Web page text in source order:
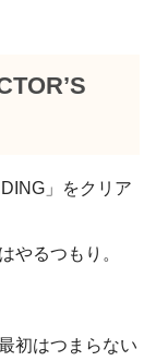
」をクリア
やるつもり。
初はつまらない